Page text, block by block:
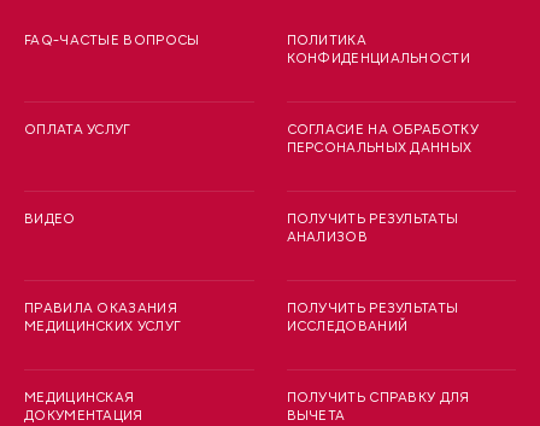
FAQ-ЧАСТЫЕ ВОПРОСЫ
ОПЛАТА УСЛУГ
ВИДЕО
ПРАВИЛА ОКАЗАНИЯ
МЕДИЦИНСКИХ УСЛУГ
МЕДИЦИНСКАЯ
ДОКУМЕНТАЦИЯ
ПОЛИТИКА
КОНФИДЕНЦИАЛЬНОСТИ
СОГЛАСИЕ НА ОБРАБОТКУ
ПЕРСОНАЛЬНЫХ ДАННЫХ
ПОЛУЧИТЬ РЕЗУЛЬТАТЫ
АНАЛИЗОВ
ПОЛУЧИТЬ РЕЗУЛЬТАТЫ
ИССЛЕДОВАНИЙ
ПОЛУЧИТЬ СПРАВКУ ДЛЯ
ВЫЧЕТА